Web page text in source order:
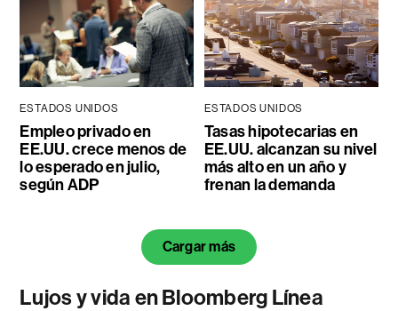
ESTADOS UNIDOS
Empleo privado en
EE.UU. crece menos de
lo esperado en julio,
según ADP
ESTADOS UNIDOS
Tasas hipotecarias en
EE.UU. alcanzan su nivel
más alto en un año y
frenan la demanda
Cargar más
Lujos y vida en Bloomberg Línea